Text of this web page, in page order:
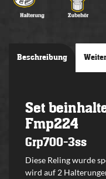
Beschreibung
Set
Fmp224
Grp700-3ss
Diese Reling wurde
wird auf 2